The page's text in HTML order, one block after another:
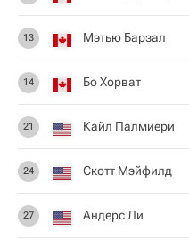
13 Мэтью Барзал
14 Бо Хорват
21 Кайл Палмиери
24 Скотт Мэйфилд
27 Андерс Ли